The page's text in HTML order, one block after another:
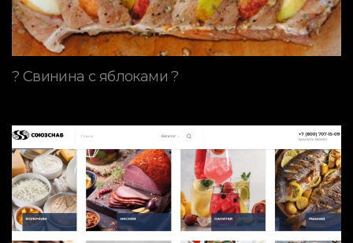
? Свинина с яблоками ?